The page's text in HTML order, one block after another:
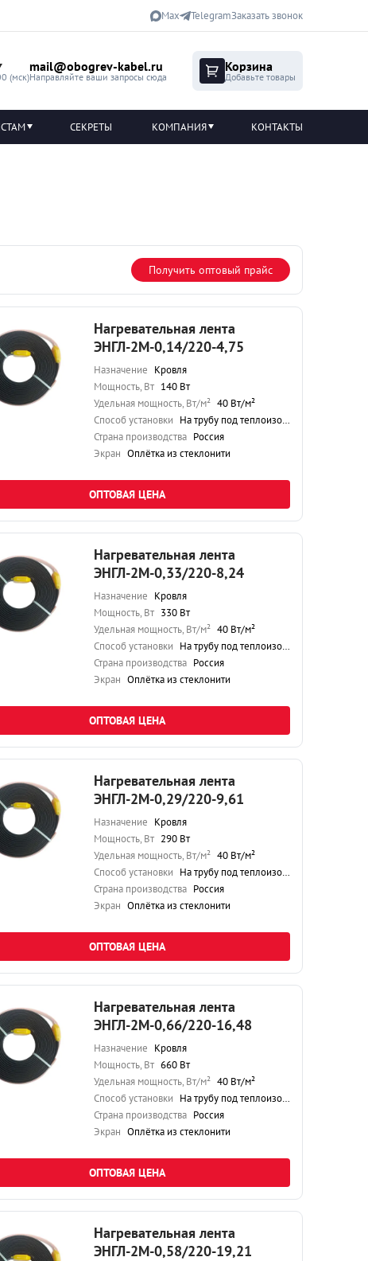
Max TelegramЗаказать звонок
(мск)
mail@obogrev-kabel.ru
Направляйте ваши запросы сюда
Корзина
Добавьте товары
СЕКРЕТЫ КОМПАНИЯ КОНТАКТЫ
Получить оптовый прайс
Нагревательная лента
ЭНГЛ-2М-0,14/220-4,75
Назначение Кровля
Мощность, Вт 140 Вт
Удельная мощность, Вт/м² 40 Вт/м²
Способ установки На трубу под теплоизоляцию
Страна производства Россия
Экран Оплётка из стеклонити
ОПТОВАЯ ЦЕНА
Нагревательная лента
ЭНГЛ-2М-0,33/220-8,24
Назначение Кровля
Мощность, Вт 330 Вт
Удельная мощность, Вт/м² 40 Вт/м²
Способ установки На трубу под теплоизоляцию
Страна производства Россия
Экран Оплётка из стеклонити
ОПТОВАЯ ЦЕНА
Нагревательная лента
ЭНГЛ-2М-0,29/220-9,61
Назначение Кровля
Мощность, Вт 290 Вт
Удельная мощность, Вт/м² 40 Вт/м²
Способ установки На трубу под теплоизоляцию
Страна производства Россия
Экран Оплётка из стеклонити
ОПТОВАЯ ЦЕНА
Нагревательная лента
ЭНГЛ-2М-0,66/220-16,48
Назначение Кровля
Мощность, Вт 660 Вт
Удельная мощность, Вт/м² 40 Вт/м²
Способ установки На трубу под теплоизоляцию
Страна производства Россия
Экран Оплётка из стеклонити
ОПТОВАЯ ЦЕНА
Нагревательная лента
ЭНГЛ-2М-0,58/220-19,21